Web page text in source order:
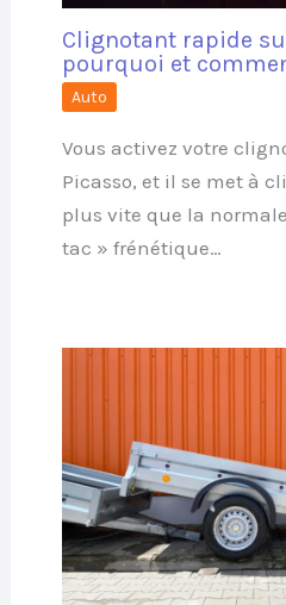
Clignotant rapide
pourquoi et
Auto
Vous activez votre
Picasso, et il se met à
plus vite que la
tac » frénétique…